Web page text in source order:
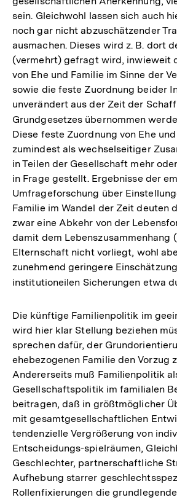
sein. Gleichwohl lassen sich auch
noch gar nicht abzuschätzender
ausmachen. Dieses wird z. B. dort
(vermehrt) gefragt wird, inwieweit
von Ehe und Familie im Sinne der
sowie die feste Zuordnung beider
unverändert aus der Zeit der
Grundgesetzes übernommen
Diese feste Zuordnung von Ehe
zumindest als wechselseitiger
in Teilen der Gesellschaft mehr
in Frage gestellt. Ergebnisse der
Umfrageforschung über
Familie im Wandel der Zeit deuten
zwar eine Abkehr von der
damit dem Lebenszusammenhang
Elternschaft nicht vorliegt, wohl
zunehmend geringere
institutioneilen Sicherungen etwa
Die künftige Familienpolitik im
wird hier klar Stellung beziehen
sprechen dafür, der
ehebezogenen Familie den Vorzug
Andererseits muß Familienpolitik
Gesellschaftspolitik im familialen
beitragen, daß in größtmöglicher
mit gesamtgesellschaftlichen
tendenzielle Vergrößerung von
Entscheidungs-spielräumen,
Geschlechter, partnerschaftliche
Aufhebung starrer
Rollenfixierungen die